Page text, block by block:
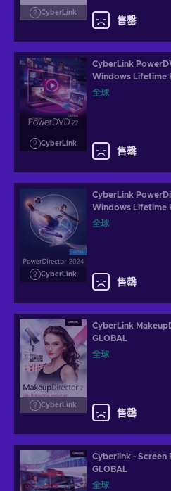
CyberLink
售罄
CyberLink
CyberLink
Windows Lifetime
全球
售罄
CyberLink
CyberLink
Windows Lifetime
全球
售罄
CyberLink
CyberLink
GLOBAL
全球
售罄
Cyberlink - Screen
GLOBAL
全球